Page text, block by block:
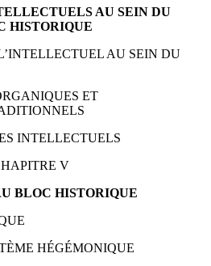
AU SEIN DU
HISTORIQUE
AU SEIN DU
ET
INTELLECTUELS
V
BLOC HISTORIQUE
HÉGÉMONIQUE